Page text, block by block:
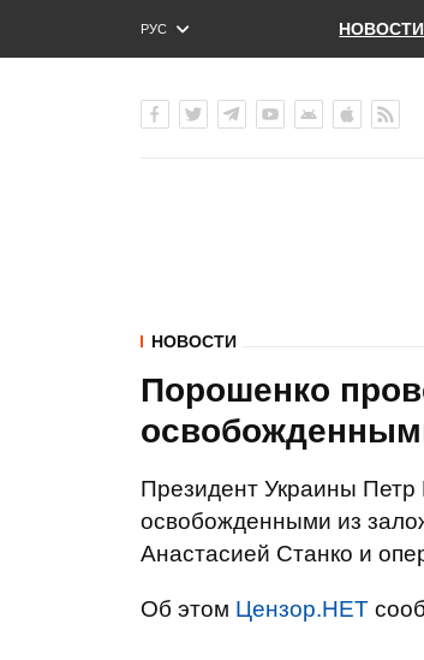
РУС
ENG
НОВОСТИ
НОВОСТИ
Порошенко
Президент Украины
освобожденными из
Анастасией Станко и
Об этом Цензор.НЕТ